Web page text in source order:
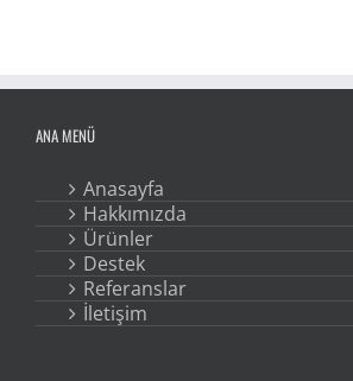
ANA MENÜ
Anasayfa
Hakkımızda
Ürünler
Destek
Referanslar
İletişim